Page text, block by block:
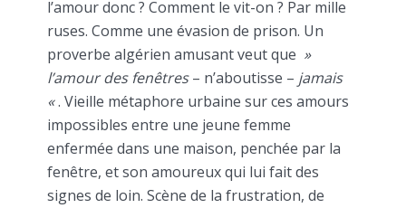
l’amour donc ? Comment le vit-on ? Par mille
ruses. Comme une évasion de prison. Un
proverbe algérien amusant veut que »
l’amour des fenêtres– n’aboutisse – jamais
«. Vieille métaphore urbaine sur ces amours
impossibles entre une jeune femme
enfermée dans une maison, penchée par la
fenêtre, et son amoureux qui lui fait des
signes de loin. Scène de la frustration, de